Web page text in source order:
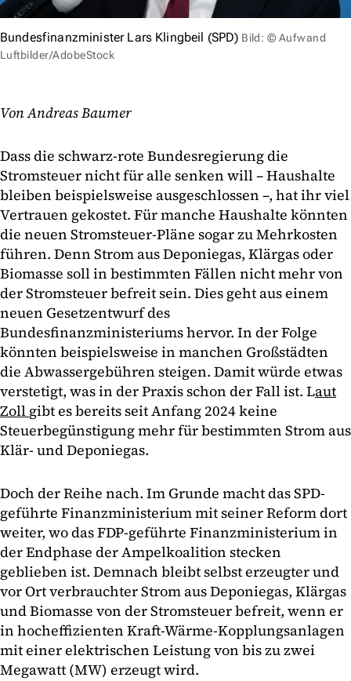
Bundesfinanzminister Lars Klingbeil (SPD) Bild: © Aufwand
Luftbilder/AdobeStock
Von Andreas Baumer
Dass die schwarz-rote Bundesregierung die
Stromsteuer nicht für alle senken will – Haushalte
bleiben beispielsweise ausgeschlossen –, hat ihr viel
Vertrauen gekostet. Für manche Haushalte könnten
die neuen Stromsteuer-Pläne sogar zu Mehrkosten
führen. Denn Strom aus Deponiegas, Klärgas oder
Biomasse soll in bestimmten Fällen nicht mehr von
der Stromsteuer befreit sein. Dies geht aus einem
neuen Gesetzentwurf des
Bundesfinanzministeriums hervor. In der Folge
könnten beispielsweise in manchen Großstädten
die Abwassergebühren steigen. Damit würde etwas
verstetigt, was in der Praxis schon der Fall ist. Laut
Zoll gibt es bereits seit Anfang 2024 keine
Steuerbegünstigung mehr für bestimmten Strom aus
Klär- und Deponiegas.
Doch der Reihe nach. Im Grunde macht das SPD-
geführte Finanzministerium mit seiner Reform dort
weiter, wo das FDP-geführte Finanzministerium in
der Endphase der Ampelkoalition stecken
geblieben ist. Demnach bleibt selbst erzeugter und
vor Ort verbrauchter Strom aus Deponiegas, Klärgas
und Biomasse von der Stromsteuer befreit, wenn er
in hocheffizienten Kraft-Wärme-Kopplungsanlagen
mit einer elektrischen Leistung von bis zu zwei
Megawatt (MW) erzeugt wird.